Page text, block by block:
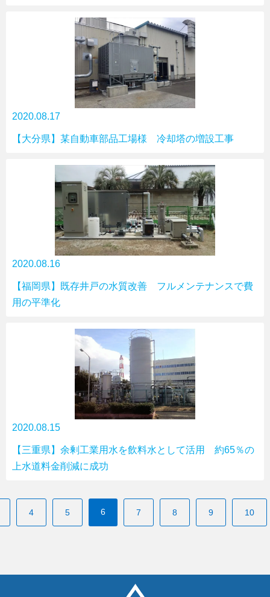
2020.08.17
【大分県】某自動車部品工場様 冷却塔の増設工事
2020.08.16
【福岡県】既存井戸の水質改善 フルメンテナンスで費
用の平準化
2020.08.15
【三重県】余剰工業用水を飲料水として活用 約65％の
上水道料金削減に成功
4 5 6 7 8 9 10